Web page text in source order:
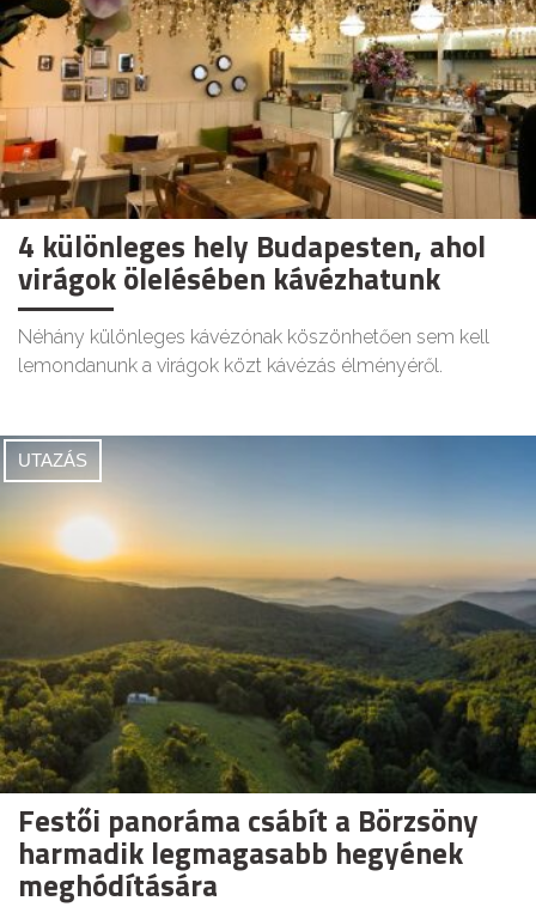
4 különleges hely Budapesten, ahol
virágok ölelésében kávézhatunk
Néhány különleges kávézónak köszönhetően sem kell
lemondanunk a virágok közt kávézás élményéről.
UTAZÁS
Festői panoráma csábít a Börzsöny
harmadik legmagasabb hegyének
meghódítására